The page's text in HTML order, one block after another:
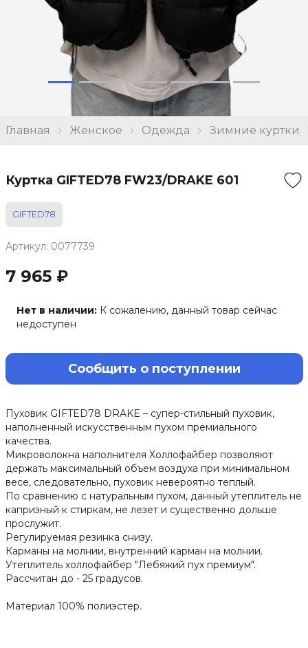
Главная Женское Одежда Зимние куртки
Куртка GIFTED78 FW23/DRAKE 601
GIFTED78
Артикул: 0077739
7 965 ₽
Нет в наличии: К сожалению, данный товар сейчас
недоступен
Сообщить о поступлении
Пуховик GIFTED78 DRAKE – супер-стильный пуховик,
наполненный искусственным пухом премиального
качества.
Микроволокна наполнителя Холлофайбер позволяют
держать максимальный объем воздуха при минимальном
весе, следовательно, пуховик невероятно теплый.
По сравнению с натуральным пухом, данный утеплитель не
капризный к стиркам, не лезет и существенно дольше
прослужит.
Регулируемая резинка снизу.
Карманы на молнии, внутренний карман на молнии.
Утеплитель холлофайбер "Лебяжий пух премиум".
Рассчитан до - 25 градусов.
Материал 100% полиэстер.